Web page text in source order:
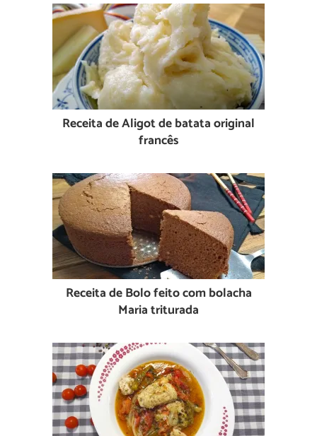
Receita de Aligot de batata original
francês
Receita de Bolo feito com bolacha
Maria triturada